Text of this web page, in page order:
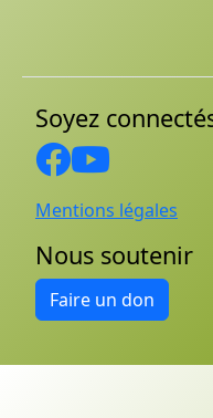
Soyez
Mentions légales
Nous soutenir
Faire un don